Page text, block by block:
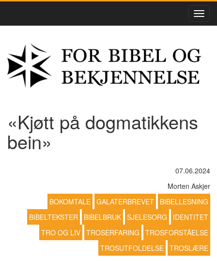
«Kjøtt på dogmatikkens
bein»
07.06.2024
Morten Askjer
BOKOMTALE GALATERBREVET
BIBELLESNING
BIBELTEKSTER
BIBELBRUK SJELESORG
IDENTITET
TRO OG LIV TROSERFARING
TROSFORSTÅELSE
TROSUTFOLDELSE TROSLÆRE